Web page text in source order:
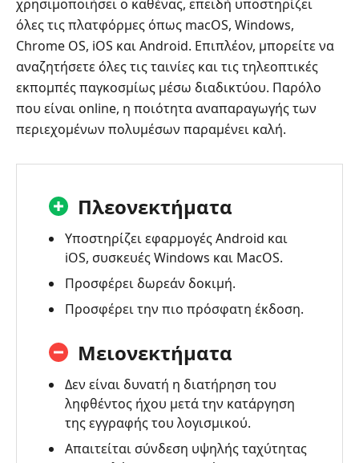
χρησιμοποιήσει ο καθένας, επειδή υποστηρίζει
όλες τις πλατφόρμες όπως macOS, Windows,
Chrome OS, iOS και Android. Επιπλέον, μπορείτε να
αναζητήσετε όλες τις ταινίες και τις τηλεοπτικές
εκπομπές παγκοσμίως μέσω διαδικτύου. Παρόλο
που είναι online, η ποιότητα αναπαραγωγής των
περιεχομένων πολυμέσων παραμένει καλή.
Πλεονεκτήματα
Υποστηρίζει εφαρμογές Android και
iOS, συσκευές Windows και MacOS.
Προσφέρει δωρεάν δοκιμή.
Προσφέρει την πιο πρόσφατη έκδοση.
Μειονεκτήματα
Δεν είναι δυνατή η διατήρηση του
ληφθέντος ήχου μετά την κατάργηση
της εγγραφής του λογισμικού.
Απαιτείται σύνδεση υψηλής ταχύτητας